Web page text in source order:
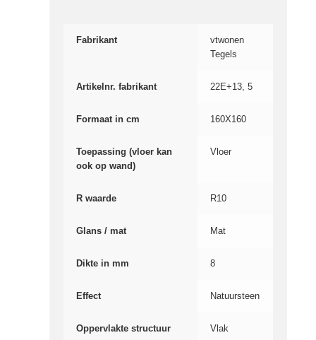
Fabrikant
vtwonen
Tegels
Artikelnr. fabrikant 22E+13, 5
Formaat in cm 160X160
Toepassing (vloer kan
ook op wand)
Vloer
R waarde R10
Glans / mat Mat
Dikte in mm 8
Effect Natuursteen
Oppervlakte structuur Vlak